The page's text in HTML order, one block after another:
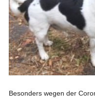
Besonders wegen der